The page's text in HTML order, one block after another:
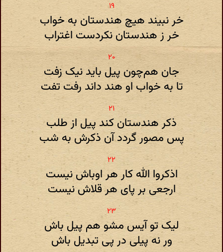
خر نبیند هیچ هندستان به خواب
خر ز هندستان نکردست اغتراب
جان هم‌چون پیل باید نیک زفت
تا به خواب او هند داند رفت تفت
ذکر هندستان کند پیل از طلب
پس مصور گردد آن ذکرش به شب
اذکروا الله کار هر اوباش نیست
ارجعی بر پای هر قلاش نیست
لیک تو آیس مشو هم پیل باش
ور نه پیلی در پی تبدیل باش